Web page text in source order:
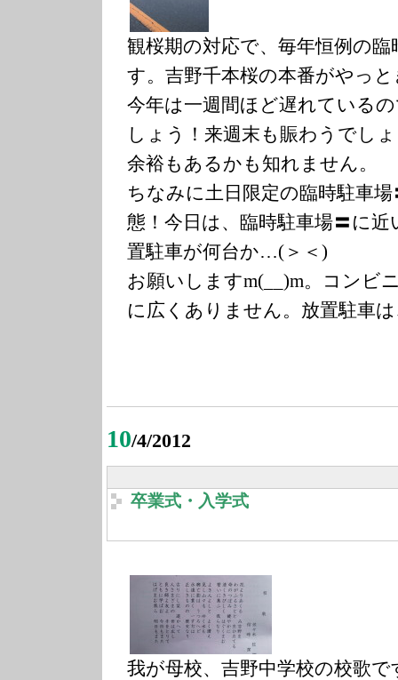
観桜期の対応で、毎年恒例の
す。吉野千本桜の本番がやっ
今年は一週間ほど遅れている
しょう！来週末も賑わうでし
余裕もあるかも知れません。
ちなみに土日限定の臨時駐車
態！今日は、臨時駐車場〓に
置駐車が何台か…(＞＜)
お願いしますm(__)m。コンビ
に広くありません。放置駐車
10/4/2012
卒業式・入学式
我が母校、吉野中学校の校歌で